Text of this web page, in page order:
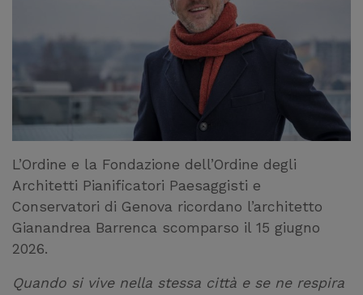
L’Ordine e la Fondazione dell’Ordine degli
Architetti Pianificatori Paesaggisti e
Conservatori di Genova ricordano l’architetto
Gianandrea Barrenca scomparso il 15 giugno
2026.
Quando si vive nella stessa città e se ne respira